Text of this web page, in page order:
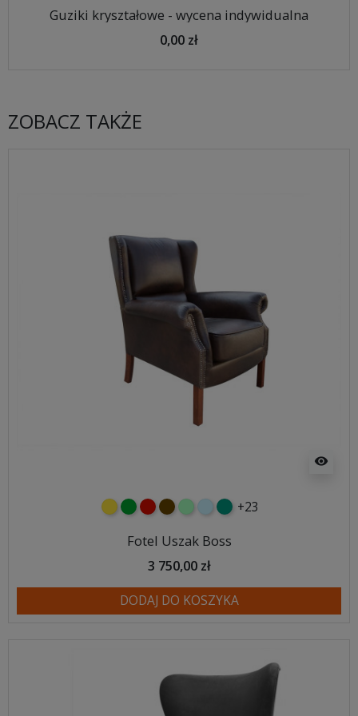
Guziki kryształowe - wycena indywidualna
0,00 zł
ZOBACZ TAKŻE
visibility
żółtyzielonyczerwony
czekoladowy
miętowybłękitny
turkusowy
+23
Fotel Uszak Boss
3 750,00 zł
DODAJ DO KOSZYKA